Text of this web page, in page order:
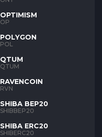
OPTIMISM
OP
POLYGON
POL
QTUM
QTUM
RAVENCOIN
RVN
SHIBA BEP20
SHIBBEP20
SHIBA ERC20
SHIBERC20